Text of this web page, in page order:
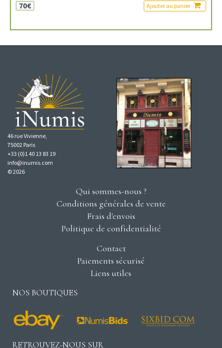
70€ Ajouter au panier
46 rue Vivienne,
75002 Paris
+33 (0)1 40 13 83 19
info@inumis.com
© 2026
Qui sommes-nous ?
Conditions générales de vente
Frais d'envois
Politique de confidentialité
Contact
Paiements sécurisé
Liens utiles
NOS BOUTIQUES
RETROUVEZ-NOUS SUR